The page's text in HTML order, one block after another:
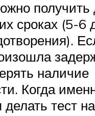
сроках (5-6
наличие
Когда
тест на